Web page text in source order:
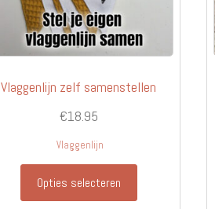
Vlaggenlijn zelf samenstellen
€18.95
Vlaggenlijn
Opties selecteren
Dit